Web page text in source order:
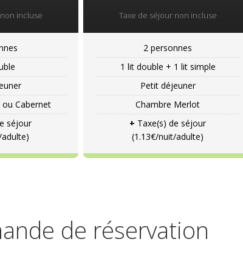
incluse
Cabernet
séjour
Taxe de séjour non incluse
2 personnes
1 lit double + 1 lit simple
Petit déjeuner
Chambre Merlot
+ Taxe(s) de séjour
(1.13€/nuit/adulte)
de réservation